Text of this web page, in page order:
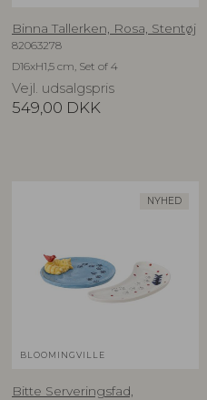
Binna Tallerken, Rosa, Stentøj
82063278
D16xH1,5 cm, Set of 4
Vejl. udsalgspris
549,00 DKK
NYHED
BLOOMINGVILLE
Bitte Serveringsfad,